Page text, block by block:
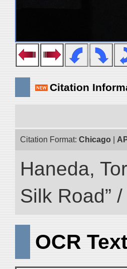
Citation
Citation Format: Chicago
Haneda,
Silk Road”
OCR